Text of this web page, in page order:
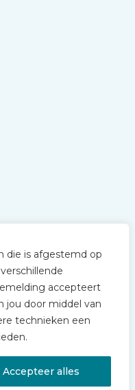
die is afgestemd op
accepteert
jou door middel van
technieken een
Accepteer alles